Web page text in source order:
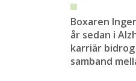
Boxaren
år sedan i
karriär
samband